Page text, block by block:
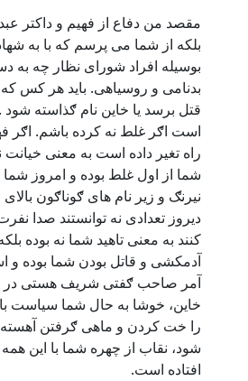
مقصد من دفاع از فهیم و داکتر
بلکه از شما می پرسم که با به
بوسیله افراد شورای نظار چه به
بدنامی و روسیاهی. باید هر کس
قتل برسد یا خاین نام ګذاسته
است اګر غلط نه کرده باشم. اګر
راه تغیر داده است به معنی
شما از اول غلط بوده و امروز شما
نیرنګ و زیر نام های ګوناګون بالای
دیروز تعدادی نه توانستند صدا
کنند به معنی تاهید شما نه بوده
آدمکشی و قاتل بودن شما بوده و
آمر صاحب ګفتی شریف هستی در
خاین، خوشا به حال شما سیاست
را خت کردن و ماهی ګرفتن
شود، نقاب از چهره شما با این
افتاده است.